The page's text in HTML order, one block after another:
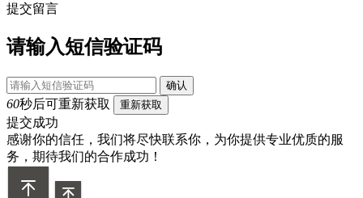
提交留言
请输入短信验证码
确认
60秒后可重新获取 重新获取
提交成功
感谢你的信任，我们将尽快联系你，为你提供专业优质的服
务，期待我们的合作成功！